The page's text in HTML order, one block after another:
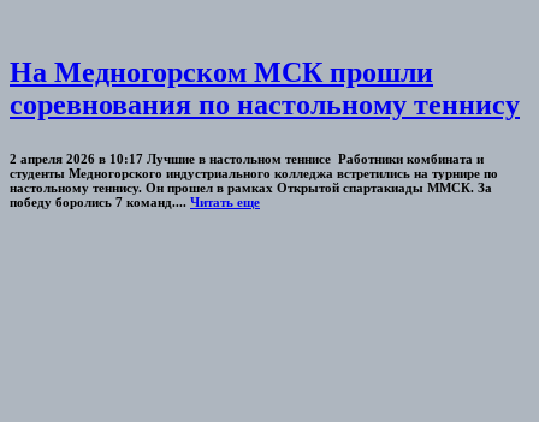
На Медногорском МСК прошли
соревнования по настольному теннису
2 апреля 2026 в 10:17 Лучшие в настольном теннисе Работники комбината и
студенты Медногорского индустриального колледжа встретились на турнире по
настольному теннису. Он прошел в рамках Открытой спартакиады ММСК. За
победу боролись 7 команд.... Читать еще